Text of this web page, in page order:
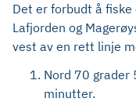
Det er forbudt å
Lafjorden og
vest av en rett linje
Nord 70
minutter.